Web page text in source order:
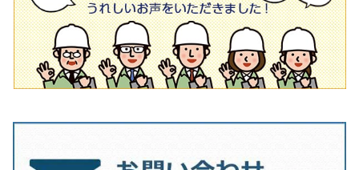
その他
230mm（9インチ）
205mm（8インチ）
230mm（9インチ）
180ｍｍ（7インチ）
205mm（8インチ）